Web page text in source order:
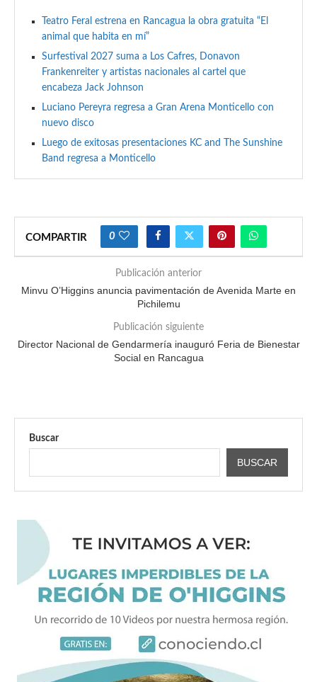
Teatro Feral estrena en Rancagua la obra gratuita “El
animal que habita en mí”
Surfestival 2027 suma a Los Cafres, Donavon
Frankenreiter y artistas nacionales al cartel que
encabeza Jack Johnson
Luciano Pereyra regresa a Gran Arena Monticello con
nuevo disco
Luego de exitosas presentaciones KC and The Sunshine
Band regresa a Monticello
COMPARTIR 0
Publicación anterior
Minvu O’Higgins anuncia pavimentación de Avenida Marte en
Pichilemu
Publicación siguiente
Director Nacional de Gendarmería inauguró Feria de Bienestar
Social en Rancagua
Buscar
BUSCAR